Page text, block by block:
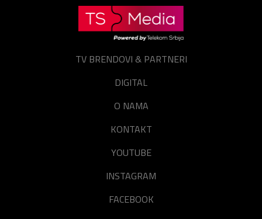
Zaboravili ste lozinku?
TV BRENDOVI & PARTNERI
DIGITAL
O NAMA
KONTAKT
YOUTUBE
INSTAGRAM
FACEBOOK